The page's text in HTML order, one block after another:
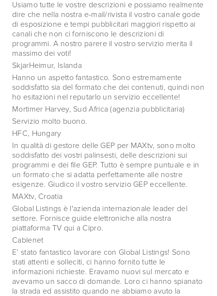
Usiamo tutte le vostre descrizioni e possiamo realmente
dire che nella nostra e-mail/rivista il vostro canale gode
di esposizione e tempi pubblicitari maggiori rispetto ai
canali che non ci forniscono le descrizioni di
programmi. A nostro parere il vostro servizio merita il
massimo dei voti!
SkjarHeimur, Islanda
Hanno un aspetto fantastico. Sono estremamente
soddisfatto sia del formato che dei contenuti, quindi non
ho esitazioni nel reputarlo un servizio eccellente!
Mortimer Harvey, Sud Africa (agenzia pubblicitaria)
Servizio molto buono.
HFC, Hungary
In qualità di gestore delle GEP per MAXtv, sono molto
soddisfatto dei vostri palinsesti, delle descrizioni sui
programmi e dei file GEP. Tutto è sempre puntuale e in
un formato che si adatta perfettamente alle nostre
esigenze. Giudico il vostro servizio GEP eccellente.
MAXtv, Croatia
Global Listings è l'azienda internazionale leader del
settore. Fornisce guide elettroniche alla nostra
piattaforma TV qui a Cipro.
Cablenet
E’ stato fantastico lavorare con Global Listings! Sono
stati attenti e solleciti, ci hanno fornito tutte le
informazioni richieste. Eravamo nuovi sul mercato e
avevamo un sacco di domande. Loro ci hanno spianato
la strada ed assistito quando ne abbiamo avuto la